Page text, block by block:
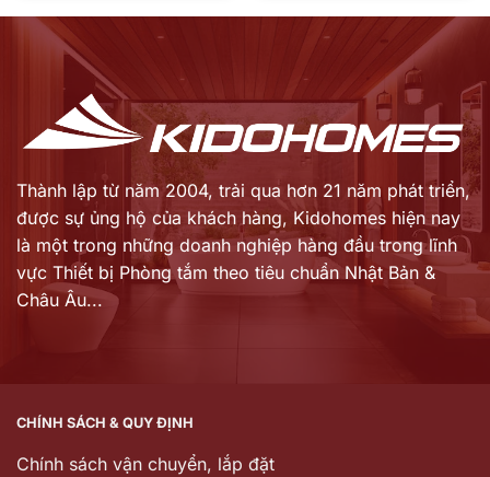
489.000 ₫.
Thành lập từ năm 2004, trải qua hơn 21 năm phát triển,
được sự ủng hộ của khách hàng, Kidohomes hiện nay
là một trong những doanh nghiệp hàng đầu trong lĩnh
vực Thiết bị Phòng tắm theo tiêu chuẩn Nhật Bản &
Châu Âu...
CHÍNH SÁCH & QUY ĐỊNH
Chính sách vận chuyển, lắp đặt